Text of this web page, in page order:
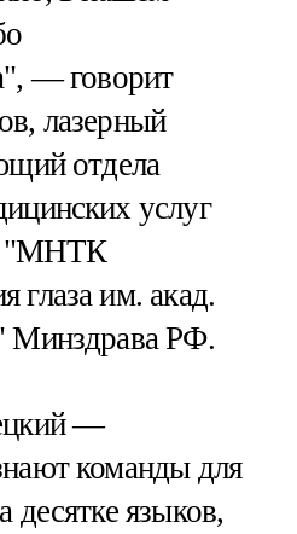
— говорит
лазерный
отдела
услуг
глаза им. акад.
Минздрава РФ.
—
команды для
десятке языков,